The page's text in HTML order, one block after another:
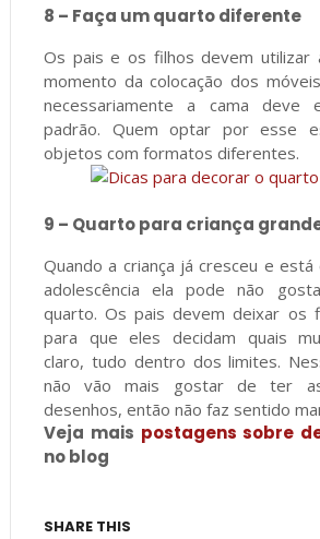
8 – Faça um quarto diferente
Os pais e os filhos devem utilizar
momento da colocação dos
necessariamente a cama deve
padrão. Quem optar por esse
objetos com formatos diferentes.
9 – Quarto para criança
Quando a criança já cresceu e
adolescência ela pode não
quarto. Os pais devem deixar os
para que eles decidam quais
claro, tudo dentro dos limites.
não vão mais gostar de ter
desenhos, então não faz sentido
Veja mais postagens sobre
no blog
SHARE THIS